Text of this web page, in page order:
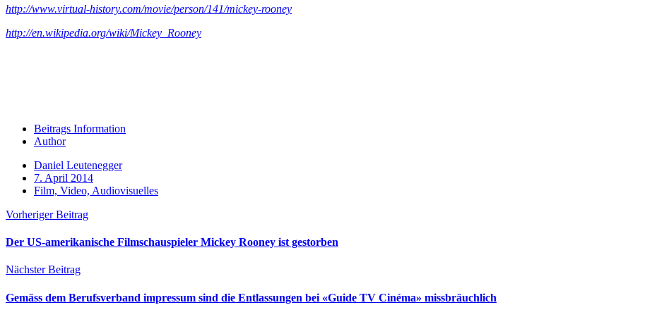
http://www.virtual-history.com/movie/person/141/mickey-rooney
http://en.wikipedia.org/wiki/Mickey_Rooney
Beitrags Information
Author
Daniel Leutenegger
7. April 2014
Film, Video, Audiovisuelles
Vorheriger Beitrag
Der US-amerikanische Filmschauspieler Mickey Rooney ist gestorben
Nächster Beitrag
Gemäss dem Berufsverband impressum sind die Entlassungen bei «Guide TV Cinéma» missbräuchlich